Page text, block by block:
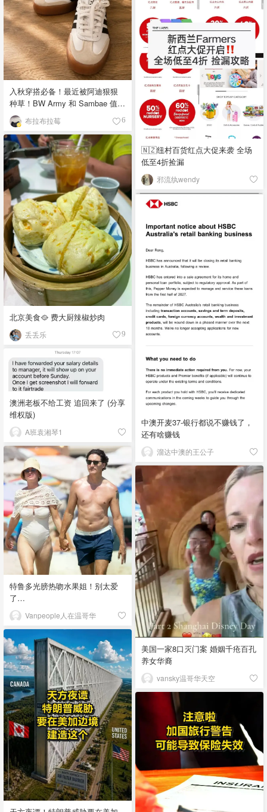
入秋穿搭必备！最近被阿迪狠狠
种草！BW Army 和 Sambae 值得
拥有！布拉布拉莓 6
🇳🇿纽村百货红点大促来袭 全场
低至4折捡漏
邪流纨wendy
北京美食🥘 费大厨辣椒炒肉
丢丢乐 9
中澳开麦37-银行都说不赚钱了，
还有啥赚钱
溜达中澳的王公子
澳洲老板不给工资 追回来了 (分享
维权版)
A班袁湘琴1
特鲁多光膀热吻水果姐！别太爱
了…
Vanpeople人在温哥华
美国一家8口灭门案 婚姻千疮百孔
养女华裔
vansky温哥华天空